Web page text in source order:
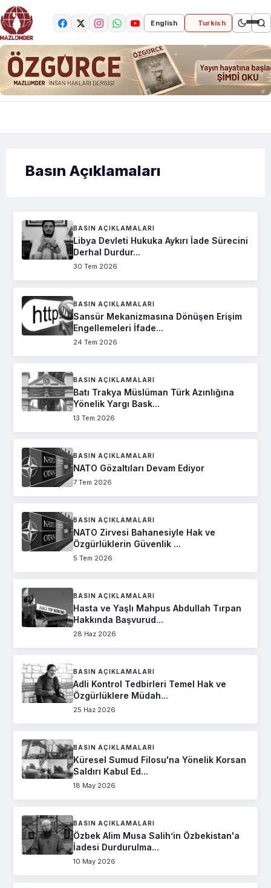
English Turkish
Basın Açıklamaları
BASIN AÇIKLAMALARI
Libya Devleti Hukuka Aykırı İade Sürecini
Derhal Durdur...
30 Tem 2026
BASIN AÇIKLAMALARI
Sansür Mekanizmasına Dönüşen Erişim
Engellemeleri İfade...
24 Tem 2026
BASIN AÇIKLAMALARI
Batı Trakya Müslüman Türk Azınlığına
Yönelik Yargı Bask...
13 Tem 2026
BASIN AÇIKLAMALARI
NATO Gözaltıları Devam Ediyor
7 Tem 2026
BASIN AÇIKLAMALARI
NATO Zirvesi Bahanesiyle Hak ve
Özgürlüklerin Güvenlik ...
5 Tem 2026
BASIN AÇIKLAMALARI
Hasta ve Yaşlı Mahpus Abdullah Tırpan
Hakkında Başvurud...
28 Haz 2026
BASIN AÇIKLAMALARI
Adli Kontrol Tedbirleri Temel Hak ve
Özgürlüklere Müdah...
25 Haz 2026
BASIN AÇIKLAMALARI
Küresel Sumud Filosu'na Yönelik Korsan
Saldırı Kabul Ed...
18 May 2026
BASIN AÇIKLAMALARI
Özbek Alim Musa Salih’in Özbekistan'a
İadesi Durdurulma...
10 May 2026